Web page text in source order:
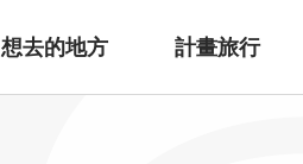
想去的地方 計畫旅行